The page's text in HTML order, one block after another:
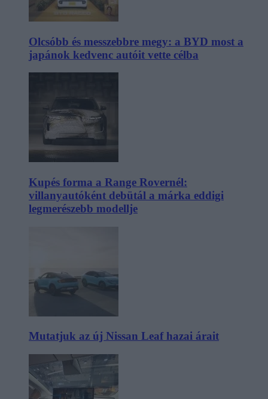
Olcsóbb és messzebbre megy: a BYD most a
japánok kedvenc autóit vette célba
Kupés forma a Range Rovernél:
villanyautóként debütál a márka eddigi
legmerészebb modellje
Mutatjuk az új Nissan Leaf hazai árait